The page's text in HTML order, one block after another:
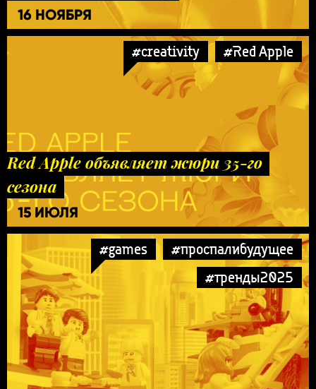
16 НОЯБРЯ
#creativity #Red Apple
Red Apple объявляет жюри 35-го
сезона
15 ИЮЛЯ
#games
#проспалибудущее
#тренды2025